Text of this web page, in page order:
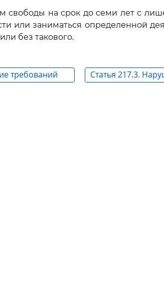
свободы на срок до семи лет с
или заниматься определенной
без такового.
требований
Статья 217.3.